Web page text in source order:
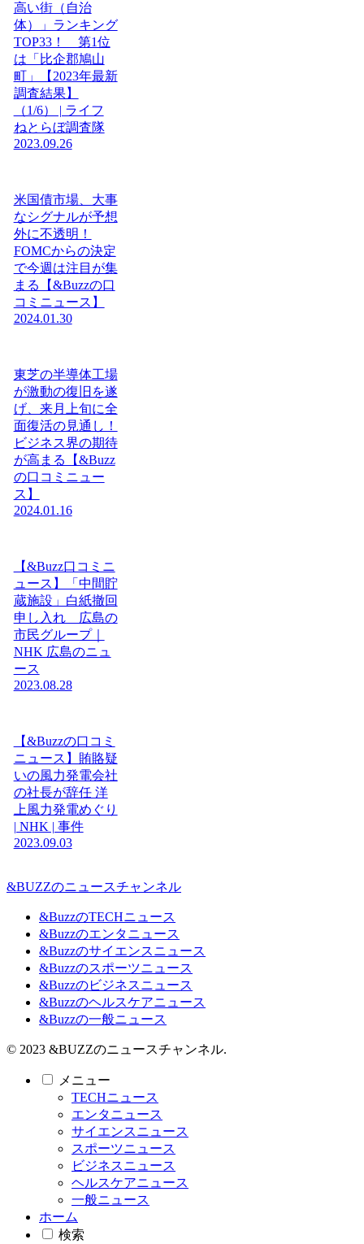
高い街（自治
体）」ランキング
TOP33！ 第1位
は「比企郡鳩山
町」【2023年最新
調査結果】
（1/6） | ライフ
ねとらぼ調査隊
2023.09.26
米国債市場、大事
なシグナルが予想
外に不透明！
FOMCからの決定
で今週は注目が集
まる【&Buzzの口
コミニュース】
2024.01.30
東芝の半導体工場
が激動の復旧を遂
げ、来月上旬に全
面復活の見通し！
ビジネス界の期待
が高まる【&Buzz
の口コミニュー
ス】
2024.01.16
【&Buzz口コミニ
ュース】「中間貯
蔵施設」白紙撤回
申し入れ 広島の
市民グループ｜
NHK 広島のニュ
ース
2023.08.28
【&Buzzの口コミ
ニュース】賄賂疑
いの風力発電会社
の社長が辞任 洋
上風力発電めぐり
| NHK | 事件
2023.09.03
&BUZZのニュースチャンネル
&BuzzのTECHニュース
&Buzzのエンタニュース
&Buzzのサイエンスニュース
&Buzzのスポーツニュース
&Buzzのビジネスニュース
&Buzzのヘルスケアニュース
&Buzzの一般ニュース
© 2023 &BUZZのニュースチャンネル.
メニュー
TECHニュース
エンタニュース
サイエンスニュース
スポーツニュース
ビジネスニュース
ヘルスケアニュース
一般ニュース
ホーム
検索